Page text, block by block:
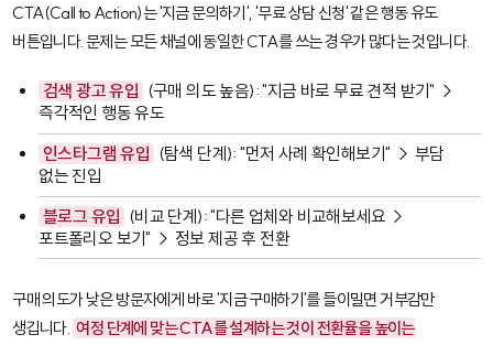
CTA(Call to Action)는 '지금 문의하기', '무료 상담 신청' 같은 행동 유도
버튼입니다. 문제는 모든 채널에 동일한 CTA를 쓰는 경우가 많다는 것입니다.
검색 광고 유입 (구매 의도 높음): "지금 바로 무료 견적 받기" →
즉각적인 행동 유도
인스타그램 유입 (탐색 단계): "먼저 사례 확인해보기" → 부담
없는 진입
블로그 유입 (비교 단계): "다른 업체와 비교해보세요 →
포트폴리오 보기" → 정보 제공 후 전환
구매 의도가 낮은 방문자에게 바로 '지금 구매하기'를 들이밀면 거부감만
생깁니다. 여정 단계에 맞는 CTA를 설계하는 것이 전환율을 높이는